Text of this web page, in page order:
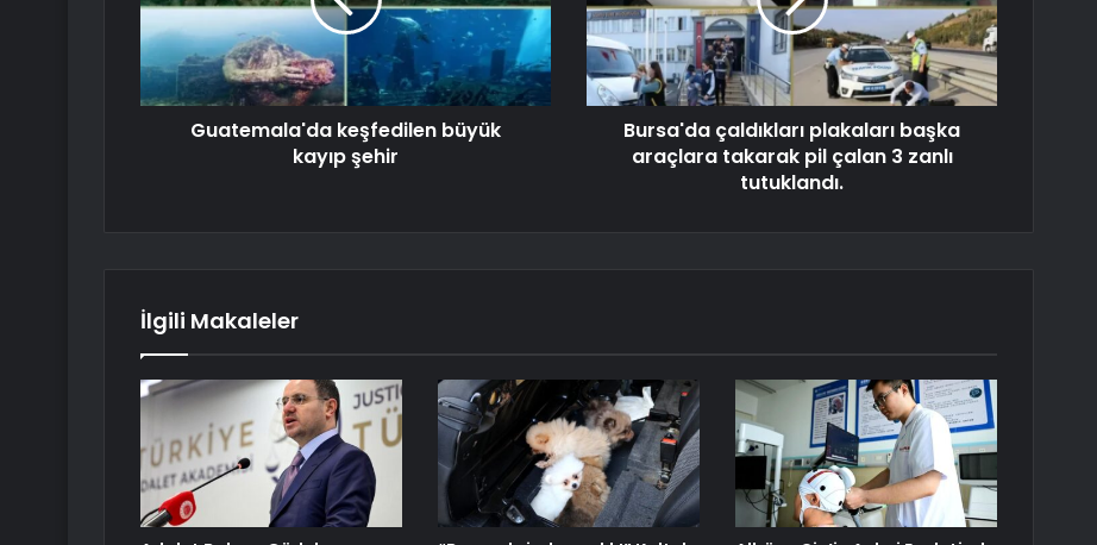
Guatemala'da keşfedilen büyük
kayıp şehir
Bursa'da çaldıkları plakaları başka
araçlara takarak pil çalan 3 zanlı
tutuklandı.
İlgili Makaleler